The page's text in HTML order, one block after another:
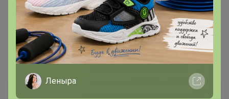
Отвечаю на лс и в темах раз в сутки утром по будням ,далее по
возможности
Леныра